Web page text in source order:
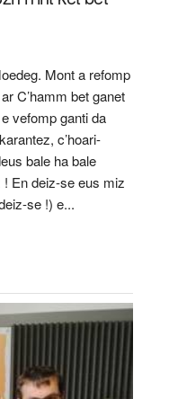
Mont a refomp
C’hamm bet ganet
vefomp ganti da
c’hoari-
bale ha bale
! En deiz-se eus miz
se !) e...